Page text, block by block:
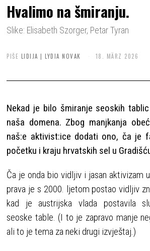
Hvalimo na šmiranju.
Slike: Elisabeth Szorger, Petar Tyran
PIŠE LIDIJA | LYDIA NOVAK 18. MÄRZ 2026
Nekad je bilo šmiranje seoskih
naša domena. Zbog manjkanja
naš:e aktivist:ice dodati ono, ča je
početku i kraju hrvatskih sel u
Ča je onda bio vidljiv i jasan aktivizam
prava je s 2000. ljetom postao vidljiv
kad je austrijska vlada postavila
seoske table. (I to je zapravo manje
ali to je tema za neki drugi izvještaj.)